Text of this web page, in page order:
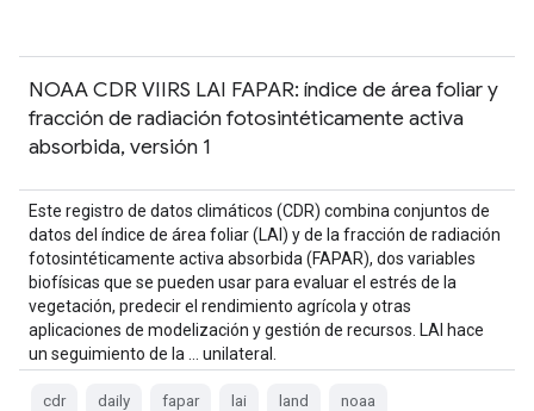
NOAA CDR VIIRS LAI FAPAR: índice de área foliar y
fracción de radiación fotosintéticamente activa
absorbida, versión 1
Este registro de datos climáticos (CDR) combina conjuntos de
datos del índice de área foliar (LAI) y de la fracción de radiación
fotosintéticamente activa absorbida (FAPAR), dos variables
biofísicas que se pueden usar para evaluar el estrés de la
vegetación, predecir el rendimiento agrícola y otras
aplicaciones de modelización y gestión de recursos. LAI hace
un seguimiento de la … unilateral.
cdr daily fapar lai land noaa